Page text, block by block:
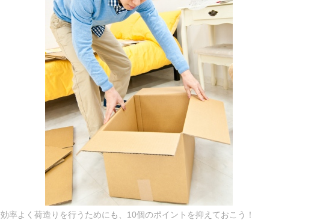
効率よく荷造りを行うためにも、10個のポイントを抑えておこう！